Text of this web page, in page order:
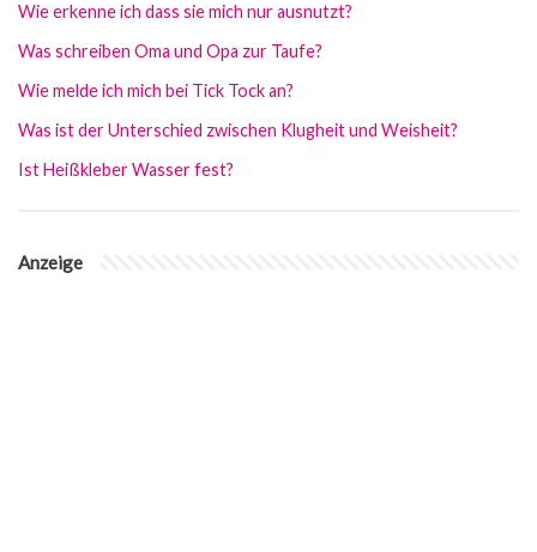
Wie erkenne ich dass sie mich nur ausnutzt?
Was schreiben Oma und Opa zur Taufe?
Wie melde ich mich bei Tick Tock an?
Was ist der Unterschied zwischen Klugheit und Weisheit?
Ist Heißkleber Wasser fest?
Anzeige